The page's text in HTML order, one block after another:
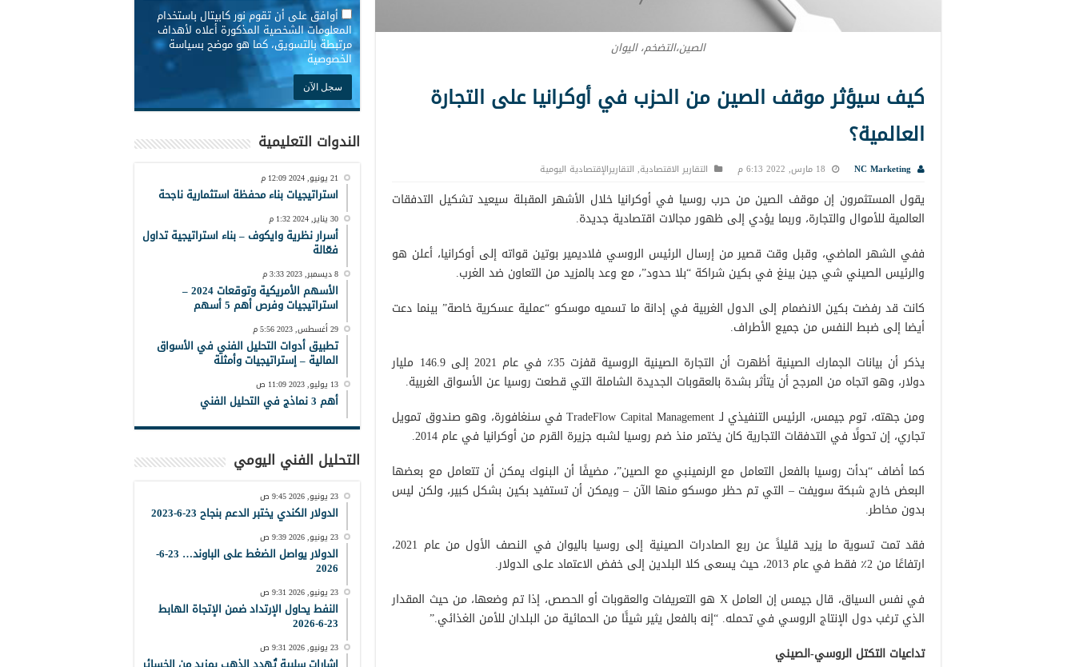
الصين،التضخم، اليوان
كيف سيؤثر موقف الصين من الحزب في أوكرانيا على التجارة
العالمية؟
NC Marketing 18 مارس, 2022 6:13 م التقارير الاقتصادية, التقاريرالإقتصادية اليومية
يقول المستثمرون إن موقف الصين من حرب روسيا في أوكرانيا خلال الأشهر المقبلة سيعيد تشكيل التدفقات
العالمية للأموال والتجارة، وربما يؤدي إلى ظهور مجالات اقتصادية جديدة.
ففي الشهر الماضي، وقبل وقت قصير من إرسال الرئيس الروسي فلاديمير بوتين قواته إلى أوكرانيا، أعلن هو
والرئيس الصيني شي جين بينغ في بكين شراكة “بلا حدود”، مع وعد بالمزيد من التعاون ضد الغرب.
كانت قد رفضت بكين الانضمام إلى الدول الغربية في إدانة ما تسميه موسكو “عملية عسكرية خاصة” بينما دعت
أيضا إلى ضبط النفس من جميع الأطراف.
يذكر أن بيانات الجمارك الصينية أظهرت أن التجارة الصينية الروسية قفزت 35٪ في عام 2021 إلى 146.9 مليار
دولار، وهو اتجاه من المرجح أن يتأثر بشدة بالعقوبات الجديدة الشاملة التي قطعت روسيا عن الأسواق الغربية.
ومن جهته، توم جيمس، الرئيس التنفيذي لـ TradeFlow Capital Management في سنغافورة، وهو صندوق تمويل
تجاري، إن تحولًا في التدفقات التجارية كان يختمر منذ ضم روسيا لشبه جزيرة القرم من أوكرانيا في عام 2014.
كما أضاف “بدأت روسيا بالفعل التعامل مع الرنمينبي مع الصين”، مضيفًا أن البنوك يمكن أن تتعامل مع بعضها
البعض خارج شبكة سويفت – التي تم حظر موسكو منها الآن – ويمكن أن تستفيد بكين بشكل كبير، ولكن ليس
بدون مخاطر.
فقد تمت تسوية ما يزيد قليلاً عن ربع الصادرات الصينية إلى روسيا باليوان في النصف الأول من عام 2021،
ارتفاعًا من 2٪ فقط في عام 2013، حيث يسعى كلا البلدين إلى خفض الاعتماد على الدولار.
في نفس السياق، قال جيمس إن العامل X هو التعريفات والعقوبات أو الحصص، إذا تم وضعها، من حيث المقدار
الذي ترغب دول الإنتاج الروسي في تحمله. “إنه بالفعل يثير شيئًا من الحمائية من البلدان للأمن الغذائي.”
تداعيات التكتل الروسي-الصيني
* أوافق على أن تقوم نور كابيتال باستخدام
المعلومات الشخصية المذكورة أعلاه لأهداف
مرتبطة بالتسويق، كما هو موضح بسياسة
الخصوصية
الندوات التعليمية
21 يونيو, 2024 12:09 م
استراتيجيات بناء محفظة استثمارية ناجحة
30 يناير, 2024 1:32 م
أسرار نظرية وايكوف – بناء استراتيجية تداول
فعّالة
8 ديسمبر, 2023 3:33 م
الأسهم الأمريكية وتوقعات 2024 –
استراتيجيات وفرص أهم 5 أسهم
29 أغسطس, 2023 5:56 م
تطبيق أدوات التحليل الفني في الأسواق
المالية – إستراتيجيات وأمثلة
13 يوليو, 2023 11:09 ص
أهم 3 نماذج في التحليل الفني
التحليل الفني اليومي
23 يونيو, 2026 9:45 ص
الدولار الكندي يختبر الدعم بنجاح 23-6-2023
23 يونيو, 2026 9:39 ص
الدولار يواصل الضغط على الباوند… 23-6-
2026
23 يونيو, 2026 9:31 ص
النفط يحاول الإرتداد ضمن الإتجاة الهابط
23-6-2026
23 يونيو, 2026 9:31 ص